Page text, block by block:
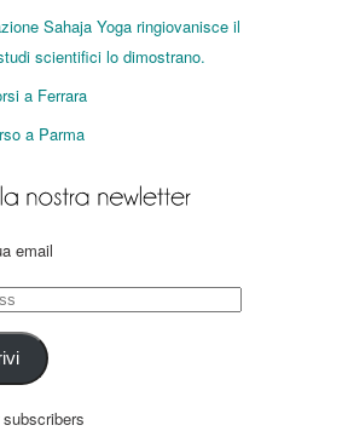
Sahaja Yoga ringiovanisce il
scientifici lo dimostrano.
a Ferrara
a Parma
email